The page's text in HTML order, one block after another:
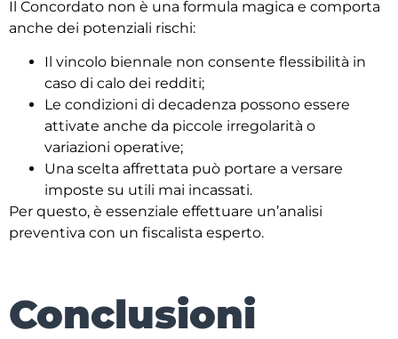
Il Concordato non è una formula magica e comporta
anche dei potenziali rischi:
Il vincolo biennale non consente flessibilità in
caso di calo dei redditi;
Le condizioni di decadenza possono essere
attivate anche da piccole irregolarità o
variazioni operative;
Una scelta affrettata può portare a versare
imposte su utili mai incassati.
Per questo, è essenziale effettuare un’analisi
preventiva con un fiscalista esperto.
Conclusioni